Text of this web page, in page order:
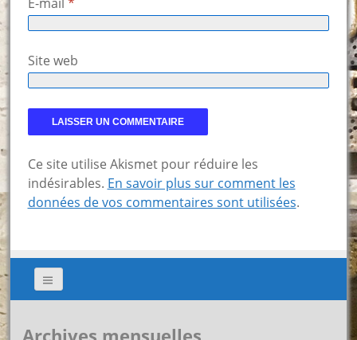
Site web
Ce site utilise Akismet pour réduire les
indésirables. En savoir plus sur comment les
données de vos commentaires sont utilisées.
Archives mensuelles